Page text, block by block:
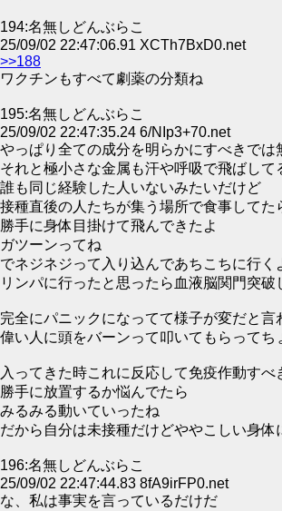
194:名無しどんぶらこ
25/09/02 22:47:06.91 XCTh7BxD0.net
>>188
ワクチンもすべて劇薬の分類ね
195:名無しどんぶらこ
25/09/02 22:47:35.24 6/NIp3+70.net
やっぱり全ての成分を明らかにすべきでは
それと極小さな金属も汗や呼吸で飛ばして
誰も同じ経験した人いないみたいだけど
接種直後の人たちが集う場所で食事してた
勝手に身体目掛けて飛んできたよ
ガツーンってね
でネジネジって入り込んであちこちに行く
リンパに行ったと思ったら血液脳関門突破
完全にパニックになってて様子が変だと言
偉い人に頭をバーンって叩いてもらってち
入ってきた時これに反応して免疫作動すべ
勝手に放置するか悩んでたら
みるみる動いていったね
だから自分は未接種だけどややこしい身体
196:名無しどんぶらこ
25/09/02 22:47:44.83 8fA9irFP0.net
な、私は事実を言っているだけだ